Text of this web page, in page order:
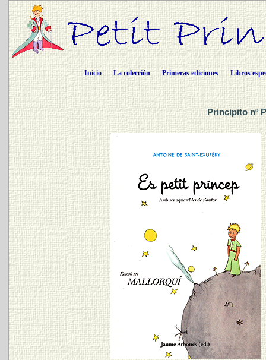
Inicio La colección Primeras ediciones Libros
Principito nº